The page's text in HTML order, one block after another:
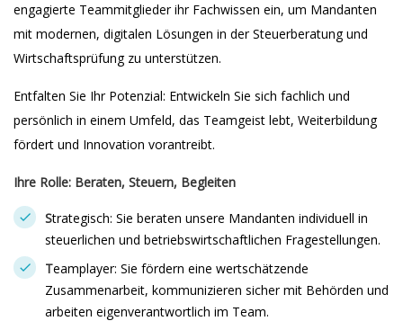
engagierte Teammitglieder ihr Fachwissen ein, um Mandanten
mit modernen, digitalen Lösungen in der Steuerberatung und
Wirtschaftsprüfung zu unterstützen.
Entfalten Sie Ihr Potenzial: Entwickeln Sie sich fachlich und
persönlich in einem Umfeld, das Teamgeist lebt, Weiterbildung
fördert und Innovation vorantreibt.
Ihre Rolle: Beraten, Steuern, Begleiten
Strategisch: Sie beraten unsere Mandanten individuell in
steuerlichen und betriebswirtschaftlichen Fragestellungen.
Teamplayer: Sie fördern eine wertschätzende
Zusammenarbeit, kommunizieren sicher mit Behörden und
arbeiten eigenverantwortlich im Team.